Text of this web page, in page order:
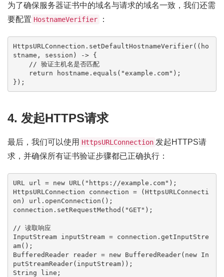
为了确保服务器证书中的域名与请求的域名一致，我们还需
要配置 HostnameVerifier ：
HttpsURLConnection.setDefaultHostnameVerifier((ho
stname, session) -> {
4. 发起HTTPS请求
最后，我们可以使用 HttpsURLConnection 发起HTTPS请
求，并确保所有证书验证步骤都已正确执行：
URL url = new URL("https://example.com");
HttpsURLConnection connection = (HttpsURLConnecti
on) url.openConnection();
connection.setRequestMethod("GET");
// 读取响应
InputStream inputStream = connection.getInputStre
am();
BufferedReader reader = new BufferedReader(new In
putStreamReader(inputStream));
String line;